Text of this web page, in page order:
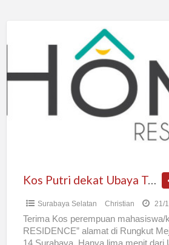
Putri
Ubaya
Kos Putri dekat Ubaya Tenggilis
Surabaya Selatan Christian 21/
Terima Kos perempuan mahasiswa/
RESIDENCE” alamat di Rungkut